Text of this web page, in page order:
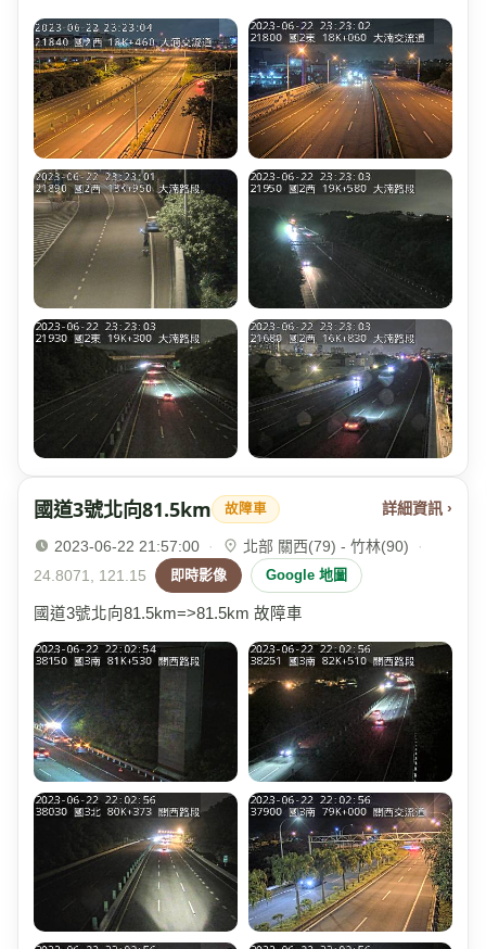
國道3號北向81.5km 故障車 詳細資訊 ›
2023-06-22 21:57:00 · 北部 關西(79) - 竹林(90)
·
24.8071, 121.15
即時影像 Google 地圖
國道3號北向81.5km=>81.5km 故障車